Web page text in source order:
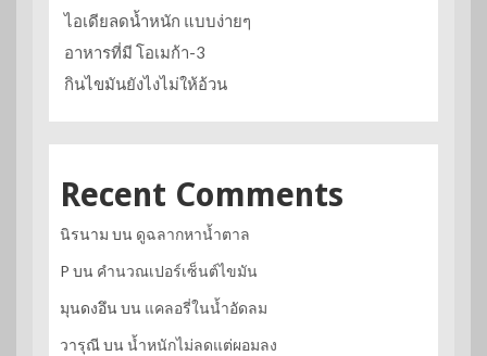
ไอเดียลดน้ำหนัก แบบง่ายๆ
อาหารที่มี โอเมก้า-3
กินไขมันยังไงไม่ให้อ้วน
Recent Comments
นิรนาม บน ดูฉลากหาน้ำตาล
P บน คำนวณเปอร์เซ็นต์ไขมัน
มุนดงอึน บน แคลอรี่ในน้ำอัดลม
วารุณีบน น้ำหนักไม่ลดแต่ผอมลง